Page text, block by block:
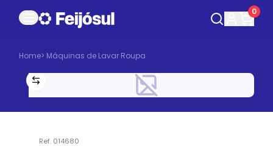
0
Home> Máquinas de Lavar Roupa
Ref. 014680